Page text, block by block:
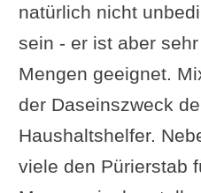
natürlich nicht
sein - er ist aber
Mengen geeignet.
der Daseinszweck
Haushaltshelfer.
viele den Pürierstab